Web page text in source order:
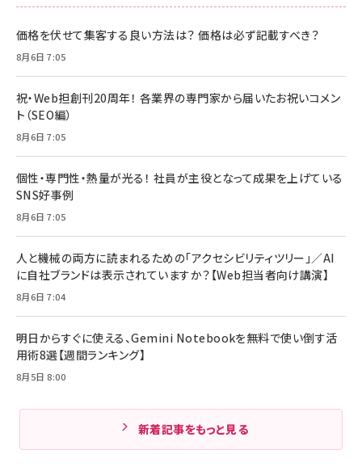
価格を伏せて集客する良い方法は？ 価格は必ず記載すべき？
8月6日 7:05
祝・Web担創刊20周年！ 各業界の専門家から届いたお祝いコメン
ト（SEO編）
8月6日 7:05
個性・専門性・熱量が光る！ 社員が主役となって成果を上げている
SNS好事例
8月6日 7:05
人と機械の両方に読まれるための「アクセシビリティツリー」／AI
に自社ブランドは表示されていますか？【Web担当者向け講演】
8月6日 7:04
明日からすぐに使える、Gemini Notebookを無料で使い倒す活
用術8選【週間ランキング】
8月5日 8:00
新着記事をもっと見る